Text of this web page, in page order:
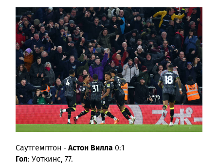
Саутгемптон -Астон Вилла 0:1
Гол: Уоткинс, 77.